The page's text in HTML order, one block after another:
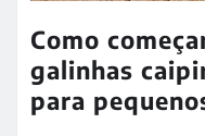
Como
galinhas
para